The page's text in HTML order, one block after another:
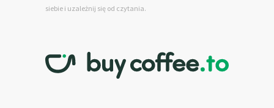
siebie i uzależnij się od czytania.